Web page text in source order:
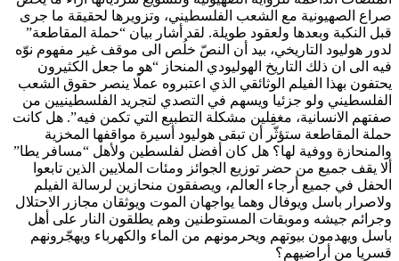
صراع الصهيونية مع الشعب الفلسطيني، وتزويرها لحقيقة ما جرى
قبل النكبة وبعدها ولعقود طويلة. لقد أشار بيان “حملة المقاطعة”
لدور هوليود التاريخي، بيد أن النصّ خلُص الى موقف غير مفهوم نوّه
فيه الى ان ذلك التاريخ الهوليودي المنحاز “هو ما جعل الكثيرون
يحتفون بهذا الفيلم الوثائقي الذي اعتبروه عملًا ينصر حقوق الشعب
الفلسطيني ولو جزئيا ويسهم في التصدي لتجريد الفلسطينيين من
صفتهم الانسانية، مغفِلين مشكلة التطبيع التي تكمن فيه”. هل كانت
حملة المقاطعة ستؤثّر أن تبقى هوليود أسيرة مواقفها المخزية
والمنحازة ووفية لها؟ هل كان أفضل لفلسطين ولأهل “مسافر يطا”
ألا يقف جميع من حضر توزيع الجوائز ومئات الملايين الذين تابعوا
الحفل في جميع أرجاء العالم، ويصفقون منحازين لرسالة الفيلم
ولاصرار باسل ويوفال وهما يواجهان الموت ويوثقان مجازر الاحتلال
وجرائم جيشه وموبقات المستوطنين وهم يطلقون النار على أهل
باسل ويهدمون بيوتهم ويحرمونهم من الماء والكهرباء ويهجّرونهم
قسريا من أراضيهم؟